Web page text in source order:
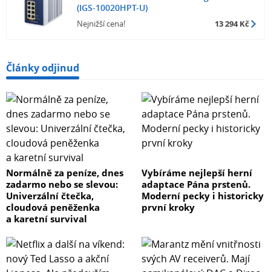
Řízení přístupu: Protokol ACL založený na IP a MAC, ACL
123 pravidel
ACL filtr a bonding:
IP ACL, filtrace provozů dle IP adresy, protokolu, portu,
TCP příznaků
MAC ACL, filtrace provozů dle MAC adresy, dle VLAN ID a
kombinací příznaků priorit
Priorizace provozu QoS: 8 úrovní, priorizace provozu dle
portu, DSCP/ToS v IP paketu, 802.1p nebo 802.1Q značky
Port shaper nastavení v rozpětí 500 Kbps až 1000 Mbps
Podpora VLAN:
(IGS-10020HPT-U)
Nejnižší cena! 13 294 Kč
Články odjinud
Normálně za peníze, dnes
zadarmo nebo se slevou:
Univerzální čtečka,
cloudová peněženka
a karetní survival
Vybíráme nejlepší herní
adaptace Pána prstenů.
Moderní pecky i historicky
první kroky